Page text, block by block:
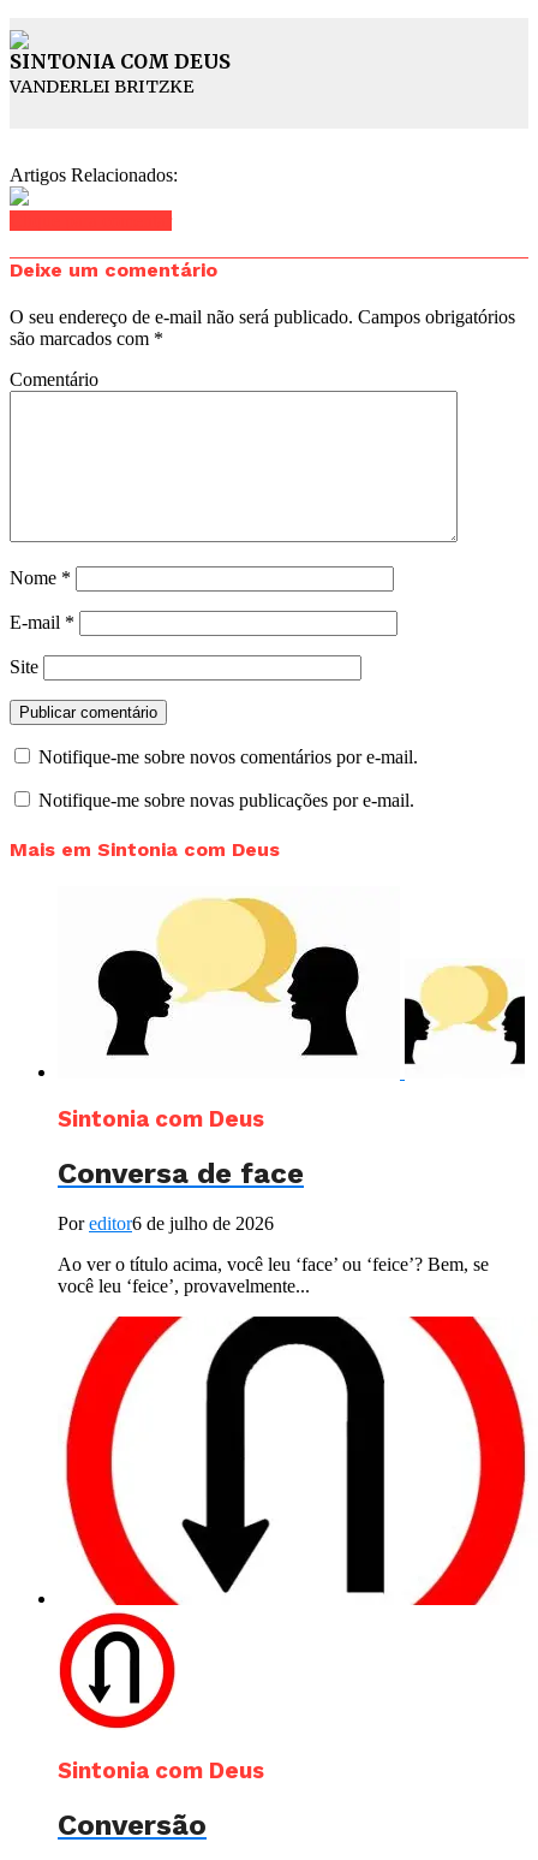
SINTONIA COM DEUS
VANDERLEI BRITZKE
Artigos Relacionados:
Deixe um comentário
O seu endereço de e-mail não será publicado. Campos obrigatórios
são marcados com *
Comentário
Nome *
E-mail *
Site
Notifique-me sobre novos comentários por e-mail.
Notifique-me sobre novas publicações por e-mail.
Mais em Sintonia com Deus
Sintonia com Deus
Conversa de face
Poreditor6 de julho de 2026
Ao ver o título acima, você leu ‘face’ ou ‘feice’? Bem, se
você leu ‘feice’, provavelmente...
Sintonia com Deus
Conversão